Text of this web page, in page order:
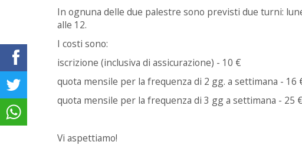
In ognuna delle due palestre sono previsti due turni:
alle 12.
I costi sono:
iscrizione (inclusiva di assicurazione) - 10 €
quota mensile per la frequenza di 2 gg. a settimana - 16
quota mensile per la frequenza di 3 gg a settimana - 25 €
Vi aspettiamo!